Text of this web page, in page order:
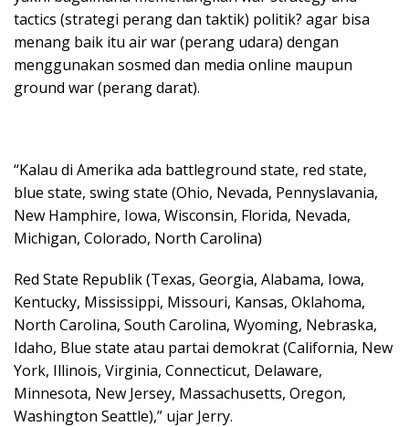
tactics (strategi perang dan taktik) politik? agar bisa
menang baik itu air war (perang udara) dengan
menggunakan sosmed dan media online maupun
ground war (perang darat).
“Kalau di Amerika ada battleground state, red state,
blue state, swing state (Ohio, Nevada, Pennyslavania,
New Hamphire, Iowa, Wisconsin, Florida, Nevada,
Michigan, Colorado, North Carolina)
Red State Republik (Texas, Georgia, Alabama, Iowa,
Kentucky, Mississippi, Missouri, Kansas, Oklahoma,
North Carolina, South Carolina, Wyoming, Nebraska,
Idaho, Blue state atau partai demokrat (California, New
York, Illinois, Virginia, Connecticut, Delaware,
Minnesota, New Jersey, Massachusetts, Oregon,
Washington Seattle),” ujar Jerry.